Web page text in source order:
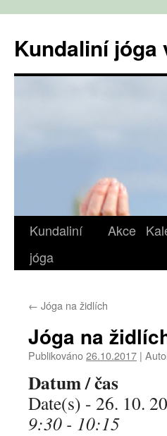
obsahu
webu
Kundaliní jóga
Kundaliní
jóga
Akce
← Jóga na židlích
Jóga na
Publikováno26.10.2017 |
Datum / čas
Date(s) - 26. 10.
9:30 - 10:15